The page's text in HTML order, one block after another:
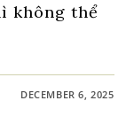
không thể
DECEMBER 6, 2025